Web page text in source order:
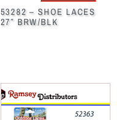
53282 – SHOE LACES
27″ BRW/BLK
52363
-
920